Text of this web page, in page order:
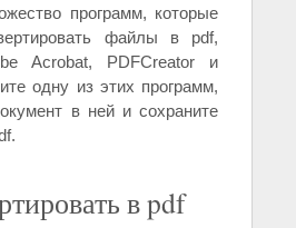
программ, которые
файлы в pdf,
Acrobat, PDFCreator и
одну из этих программ,
в ней и сохраните
в pdf